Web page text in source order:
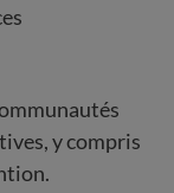
y compris